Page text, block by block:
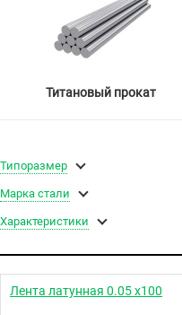
Титановый прокат
Типоразмер
Марка стали
Характеристики
Лента латунная 0.05 х100